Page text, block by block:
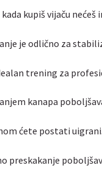
kada kupiš vijaču
je odlično za
trening za
kanapa
ćete postati uigrani.
preskakanje